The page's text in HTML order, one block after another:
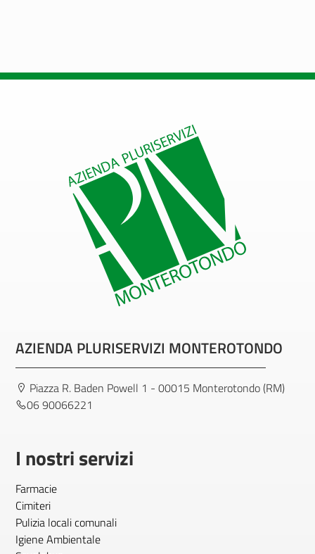
AZIENDA PLURISERVIZI MONTEROTONDO
Piazza R. Baden Powell 1 - 00015 Monterotondo (RM)
06 90066221
I nostri servizi
Farmacie
Cimiteri
Pulizia locali comunali
Igiene Ambientale